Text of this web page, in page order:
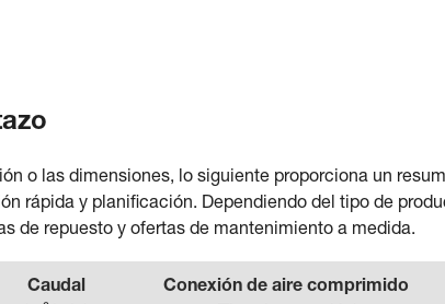
o las dimensiones, lo siguiente proporciona un
rápida y planificación. Dependiendo del tipo de
de repuesto y ofertas de mantenimiento a medida.
Caudal
Conexión de aire comprimido